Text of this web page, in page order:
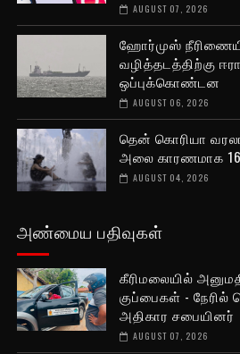
AUGUST 07, 2026
ஹோர்முஸ்
வழித்தடத்திற்கு
ஒப்புக்கொண்டன
AUGUST 06, 2026
தென் கொரியா
அலை காரணமாக 16
AUGUST 04, 2026
அண்மைய பதிவுகள்
கீரிமலையில்
குப்பைகள் - நேரில்
அதிகார சபையினர்
AUGUST 07, 2026